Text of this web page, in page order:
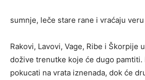
sumnje, leče stare rane i vraćaju
Rakovi, Lavovi, Vage, Ribe i Škorpije
dožive trenutke koje će dugo pamtiti.
pokucati na vrata iznenada, dok će